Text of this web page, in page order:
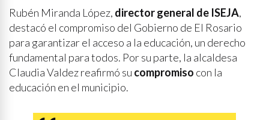
Rubén Miranda López, director general de ISEJA,
destacó el compromiso del Gobierno de El Rosario
para garantizar el acceso a la educación, un derecho
fundamental para todos. Por su parte, la alcaldesa
Claudia Valdez reafirmó su compromiso con la
educación en el municipio.